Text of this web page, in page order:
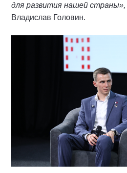
для развития нашей страны»,
Владислав Головин.